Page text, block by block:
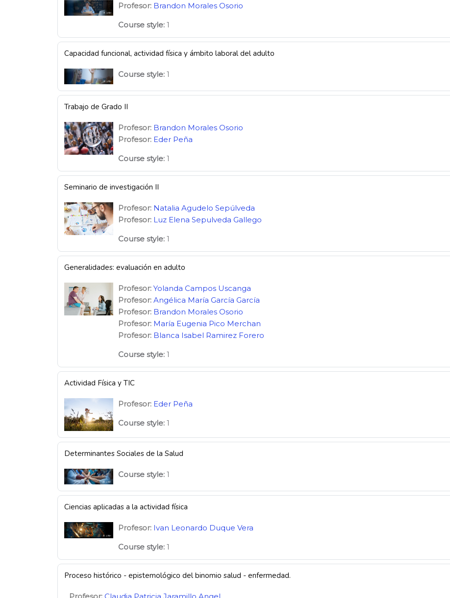
Profesor: Brandon Morales Osorio
Course style: 1
Capacidad funcional, actividad física y ámbito laboral del adulto
Course style: 1
Trabajo de Grado II
Profesor: Brandon Morales Osorio
Profesor: Eder Peña
Course style: 1
Seminario de investigación II
Profesor: Natalia Agudelo Sepúlveda
Profesor: Luz Elena Sepulveda Gallego
Course style: 1
Generalidades: evaluación en adulto
Profesor: Yolanda Campos Uscanga
Profesor: Angélica María García García
Profesor: Brandon Morales Osorio
Profesor: María Eugenia Pico Merchan
Profesor: Blanca Isabel Ramirez Forero
Course style: 1
Actividad Física y TIC
Profesor: Eder Peña
Course style: 1
Determinantes Sociales de la Salud
Course style: 1
Ciencias aplicadas a la actividad física
Profesor: Ivan Leonardo Duque Vera
Course style: 1
Proceso histórico - epistemológico del binomio salud - enfermedad.